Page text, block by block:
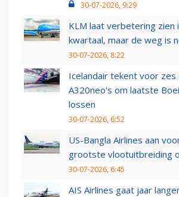
30-07-2026, 9:29
KLM laat verbetering zien
kwartaal, maar de weg is
30-07-2026, 8:22
Icelandair tekent voor zes
A320neo's om laatste
lossen
30-07-2026, 6:52
US-Bangla Airlines aan
grootste vlootuitbreiding
30-07-2026, 6:45
AIS Airlines gaat jaar